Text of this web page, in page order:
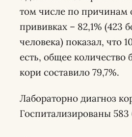
том числе по причинам
прививках – 82,1% (423
человека) показал, что
есть, общее
кори составило 79,7%.
Лабораторно диагноз
Госпитализированы